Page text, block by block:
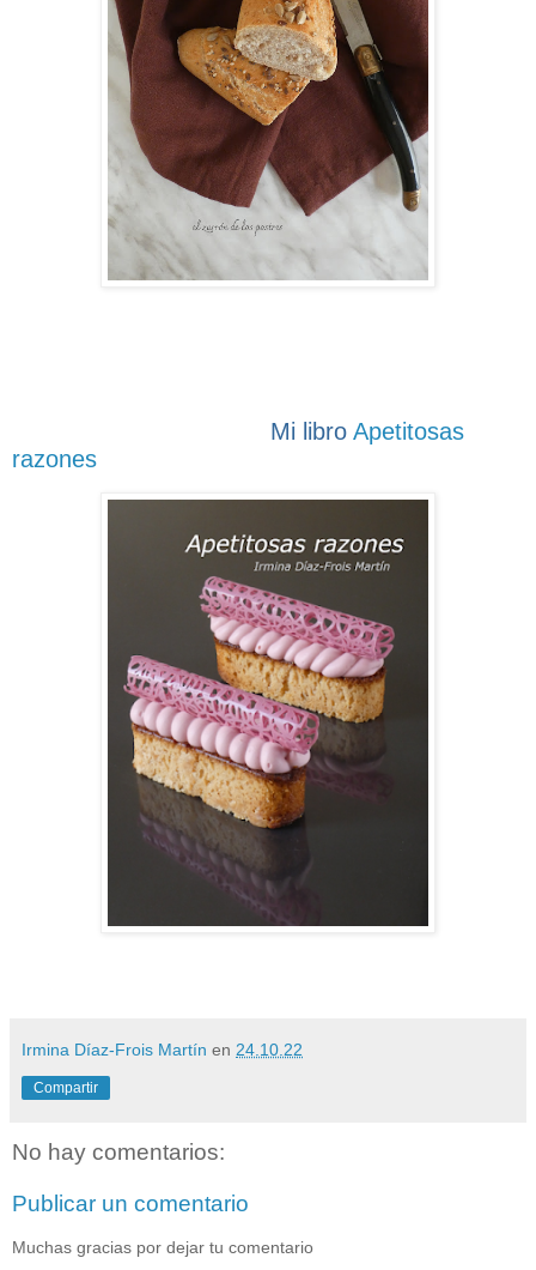
Mi libro Apetitosas
razones
Irmina Díaz-Frois Martín en 24.10.22
Compartir
No hay comentarios:
Publicar un comentario
Muchas gracias por dejar tu comentario